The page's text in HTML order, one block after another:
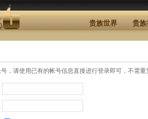
贵族世界 贵族
，请使用已有的帐号信息直接进行登录即可，不需重